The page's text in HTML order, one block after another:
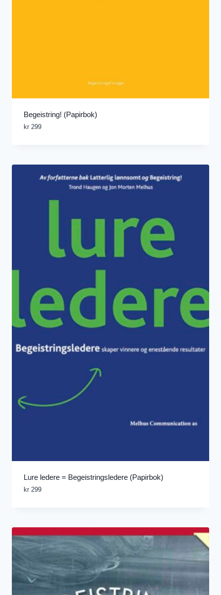
Begeistring! (Papirbok)
kr299
Lure ledere = Begeistringsledere (Papirbok)
kr299